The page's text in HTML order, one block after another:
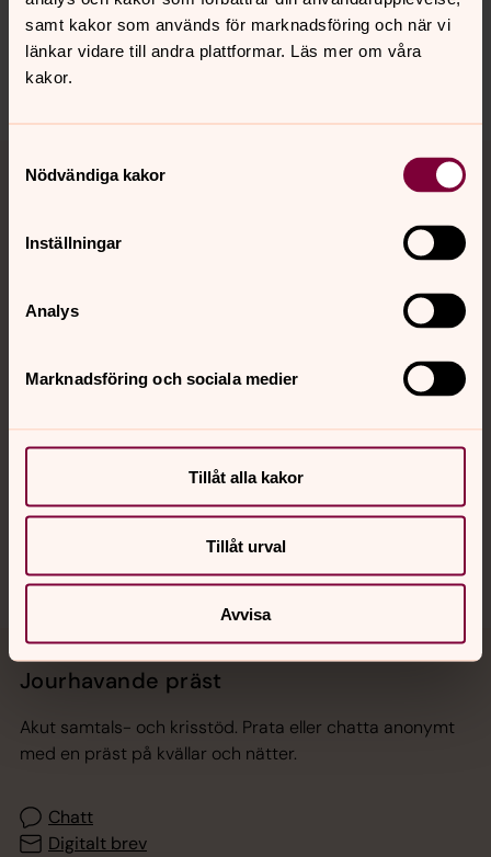
samt kakor som används för marknadsföring och när vi
länkar vidare till andra plattformar. Läs mer om våra
kakor.
Nödvändiga kakor
Inställningar
Analys
Marknadsföring och sociala medier
Tillåt alla kakor
Tillåt urval
Avvisa
Dela
Kontakt
Hitta snabbt
Sociala kanaler
Jourhavande präst
Akut samtals- och krisstöd. Prata eller chatta anonymt
med en präst på kvällar och nätter.
Chatt
Digitalt brev